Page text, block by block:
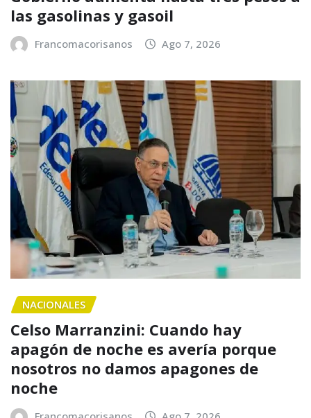
las gasolinas y gasoil
Francomacorisanos Ago 7, 2026
NACIONALES
Celso Marranzini: Cuando hay
apagón de noche es avería porque
nosotros no damos apagones de
noche